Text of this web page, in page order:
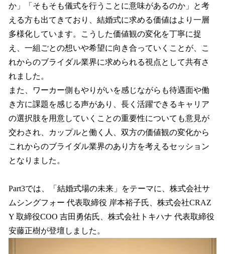
か」「そもそも儀式を行うことに意味があるのか」と考
える方も出てきており、結婚式に求める価値はより一層
多様化しています。こうした価値観の変化を丁寧に捉
え、一組ごとの想いや希望に向き合っていくことが、こ
れからのブライダル業界に求められる視点として共有さ
れました。
また、ワーカー側もやりがいを感じながらも待遇面や働
き方に課題を感じる声があり、長く活躍できるキャリア
の選択肢を用意していくことの重要性についても意見が
交わされ、カップルと働く人、双方の価値観の変化から
これからのブライダル業界のあり方を考えるセッション
となりました。
Part3では、「結婚式場の未来」をテーマに、株式会社サ
ムシングフォー 代表取締役 岸本裕子氏、株式会社CRAZ
Y 取締役COO 吉田勇佑氏、株式会社トキハナ 代表取締役
安藤正樹が登壇しました。